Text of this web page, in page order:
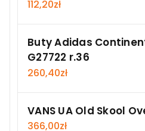
112,20zł
Buty Adidas
G27722 r.36
260,40zł
VANS UA Old Skool
366,00zł